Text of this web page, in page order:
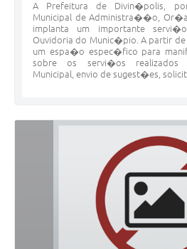
A Prefeitura de Divin�polis,
Municipal de Administra��o,
implanta um importante
Ouvidoria do Munic�pio. A partir
um espa�o espec�fico para
sobre os servi�os realizados
Municipal, envio de sugest�es,